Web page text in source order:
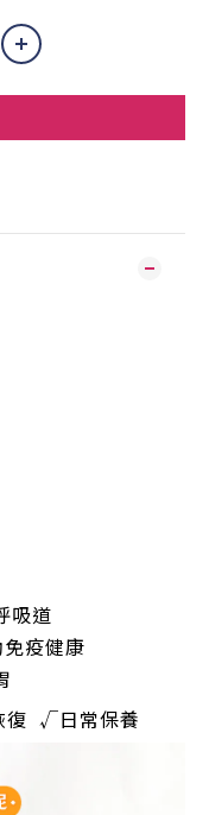
吸道
疫健康
√日常保養